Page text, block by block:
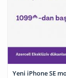
Yeni iPhone SE